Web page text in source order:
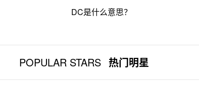
DC是什么意思？
POPULAR STARS 热门明星